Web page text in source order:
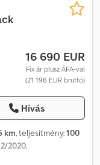
16 690 EUR
Fix ár plusz ÁFA-val
(21 196 EUR bruttó)
Hívás
km, teljesítmény:100
2020,